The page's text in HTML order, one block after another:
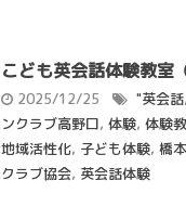
こども英会話体験教室
2025/12/25 "英会話,
ンクラブ高野口, 体験, 体験
地域活性化, 子ども体験, 橋
クラブ協会, 英会話体験